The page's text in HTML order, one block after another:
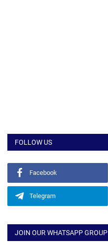
FOLLOW US
Facebook
Telegram
JOIN OUR WHATSAPP GROUP